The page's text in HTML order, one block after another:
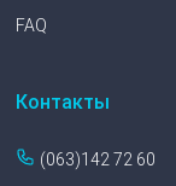
FAQ
Контакты
(063)142 72 60